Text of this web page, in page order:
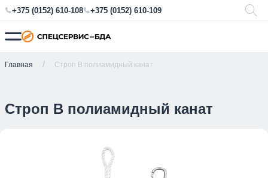
+375 (0152) 610-108 +375 (0152) 610-109
Главная Строп В полиамидный канат
Строп В полиамидный канат